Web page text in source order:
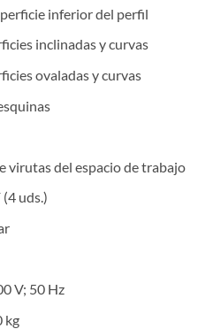
inferior del perfil
inclinadas y curvas
ovaladas y curvas
virutas del espacio de trabajo
uds.)
V; 50 Hz
kg